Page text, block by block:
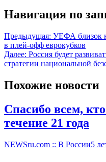
Навигация по
Предыдущая: УЕФА близок к
в плей-офф еврокубков
Далее: Россия будет
стратегии национальной
Похожие новости
Спасибо всем,
течение 21 года
NEWSru.com :: В России5